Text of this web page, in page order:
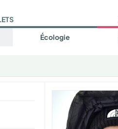
Écologie